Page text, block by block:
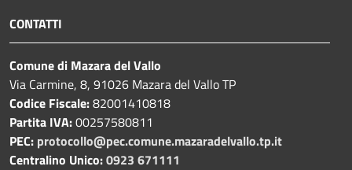
CONTATTI
Comune di Mazara del Vallo
Via Carmine, 8, 91026 Mazara del Vallo TP
Codice Fiscale:82001410818
Partita IVA:00257580811
PEC: protocollo@pec.comune.mazaradelvallo.tp.it
Centralino Unico:0923 671111